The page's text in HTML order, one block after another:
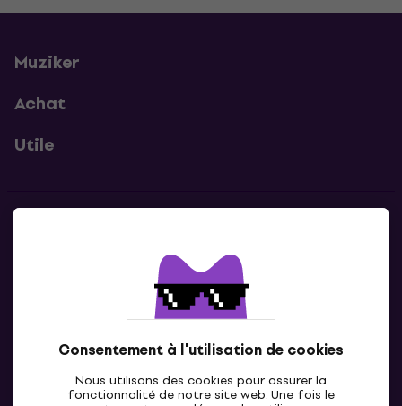
Consentement à l'utilisation de cookies
Nous utilisons des cookies pour assurer la
fonctionnalité de notre site web. Une fois le
Muziker
Achat
Utile
Contacte nous